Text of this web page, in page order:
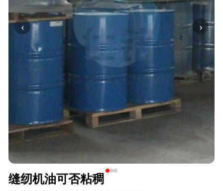
‹ ›
缝纫机油可否粘稠